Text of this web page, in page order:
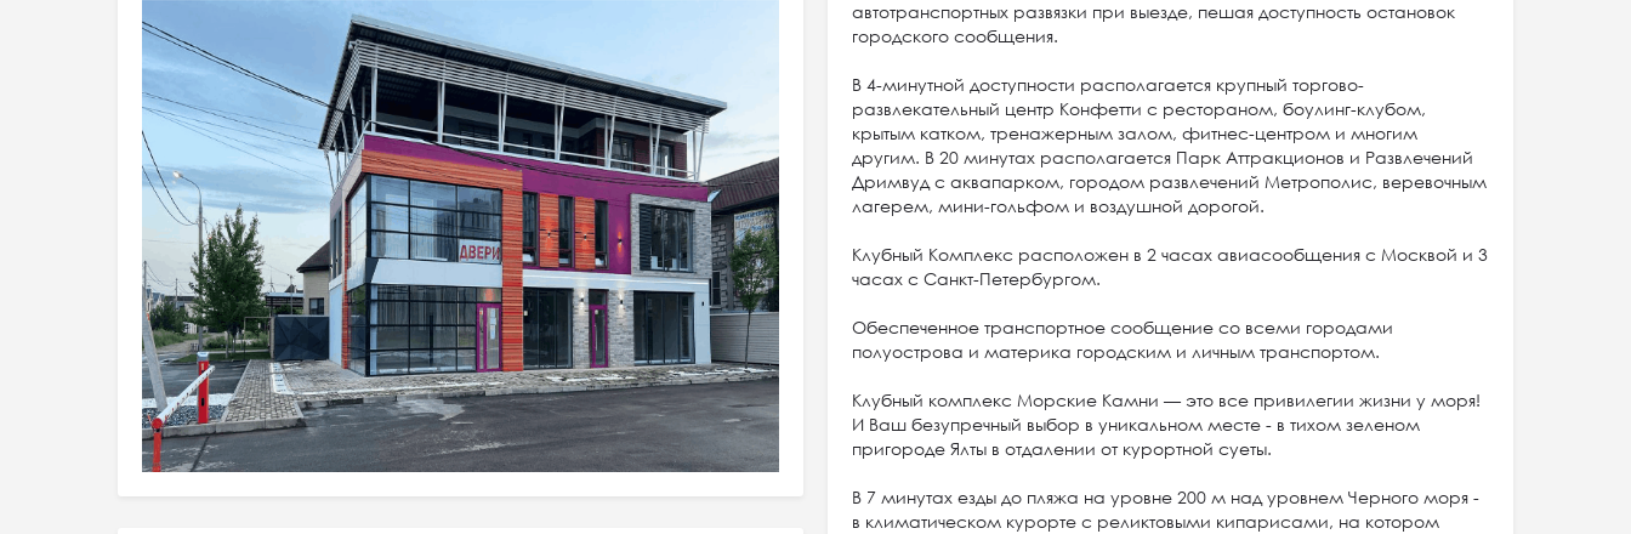
автотранспортных развязки при выезде, пешая доступность остановок
городского сообщения.
В 4-минутной доступности располагается крупный торгово-
развлекательный центр Конфетти с рестораном, боулинг-клубом,
крытым катком, тренажерным залом, фитнес-центром и многим
другим. В 20 минутах располагается Парк Аттракционов и Развлечений
Дримвуд с аквапарком, городом развлечений Метрополис, веревочным
лагерем, мини-гольфом и воздушной дорогой.
Клубный Комплекс расположен в 2 часах авиасообщения с Москвой и 3
часах с Санкт-Петербургом.
Обеспеченное транспортное сообщение со всеми городами
полуострова и материка городским и личным транспортом.
Клубный комплекс Морские Камни — это все привилегии жизни у моря!
И Ваш безупречный выбор в уникальном месте - в тихом зеленом
пригороде Ялты в отдалении от курортной суеты.
В 7 минутах езды до пляжа на уровне 200 м над уровнем Черного моря -
в климатическом курорте с реликтовыми кипарисами, на котором